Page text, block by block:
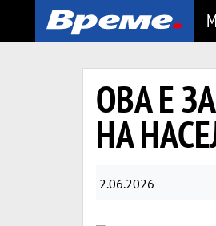
ОВА Е
НА
2.06.2026